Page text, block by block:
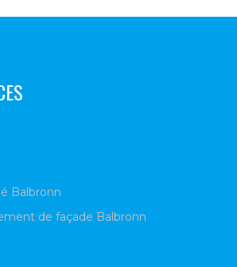
Balbronn
de façade Balbronn